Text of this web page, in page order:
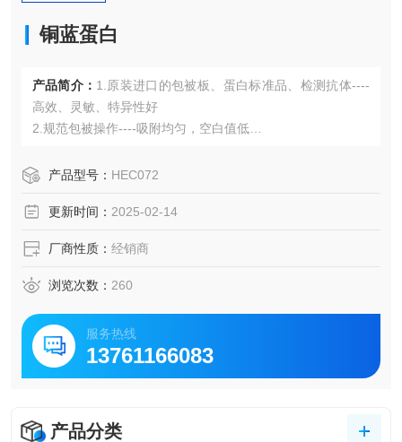
铜蓝蛋白
产品简介： 1.原装进口的包被板、蛋白标准品、检测抗体----
高效、灵敏、特异性好
2.规范包被操作----吸附均匀，空白值低
4.适用于血浆、血清、组织匀浆液、细胞培养上清液、尿液、
5.可检测动物类型丰富：人、猴、大鼠、小鼠、兔、猪、犬、
6.检测指标齐全：炎症因子、血管生成素、动脉粥样硬化因
子、趋化因子、生长因子、基质金属蛋白酶、脂肪因子等。
产品型号： HEC072
更新时间： 2025-02-14
厂商性质： 经销商
浏览次数： 260
服务热线
13761166083
产品分类